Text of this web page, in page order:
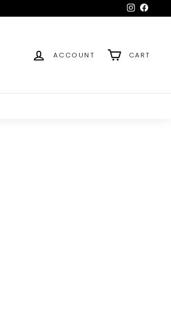
Instagram
ACCOUNT CART